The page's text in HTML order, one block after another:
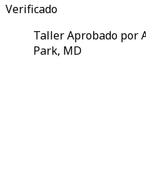
Verificado
Taller Aprobado por
Park, MD